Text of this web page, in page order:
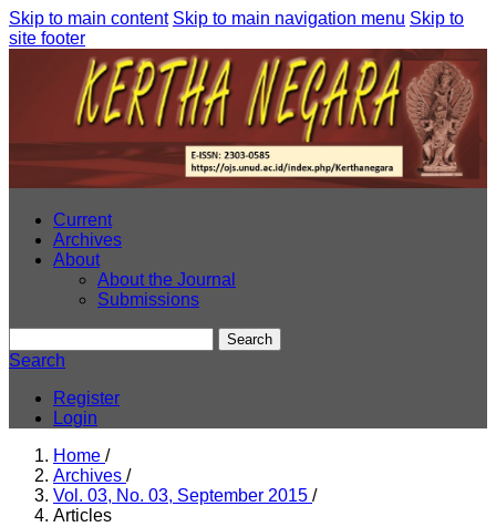
Skip to main content Skip to main navigation menu Skip to
site footer
Current
Archives
About
About the Journal
Submissions
Search
Search
Register
Login
Home /
Archives /
Vol. 03, No. 03, September 2015 /
Articles